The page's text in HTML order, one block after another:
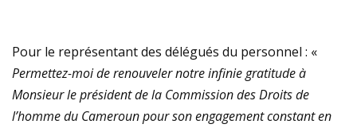
Pour le représentant des délégués du personnel : «
Permettez-moi de renouveler notre infinie gratitude à
Monsieur le président de la Commission des Droits de
l’homme du Cameroun pour son engagement constant en